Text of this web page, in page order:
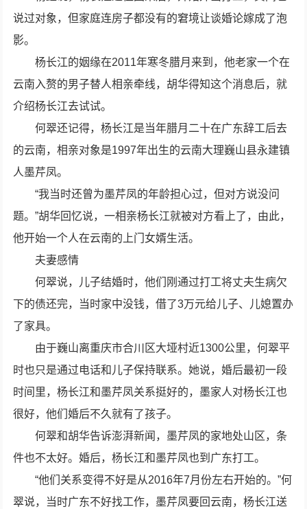
说过对象，但家庭连房子都没有的窘境让谈婚论嫁成了泡
影。
杨长江的姻缘在2011年寒冬腊月来到，他老家一个在
云南入赘的男子替人相亲牵线，胡华得知这个消息后，就
介绍杨长江去试试。
何翠还记得，杨长江是当年腊月二十在广东辞工后去
的云南，相亲对象是1997年出生的云南大理巍山县永建镇
人墨芹凤。
“我当时还曾为墨芹凤的年龄担心过，但对方说没问
题。”胡华回忆说，一相亲杨长江就被对方看上了，由此，
他开始一个人在云南的上门女婿生活。
夫妻感情
何翠说，儿子结婚时，他们刚通过打工将丈夫生病欠
下的债还完，当时家中没钱，借了3万元给儿子、儿媳置办
了家具。
由于巍山离重庆市合川区大垭村近1300公里，何翠平
时也只是通过电话和儿子保持联系。她说，婚后最初一段
时间里，杨长江和墨芹凤关系挺好的，墨家人对杨长江也
很好，他们婚后不久就有了孩子。
何翠和胡华告诉澎湃新闻，墨芹凤的家地处山区，条
件也不太好。婚后，杨长江和墨芹凤也到广东打工。
“他们关系变得不好是从2016年7月份左右开始的。”何
翠说，当时广东不好找工作，墨芹凤要回云南，杨长江送